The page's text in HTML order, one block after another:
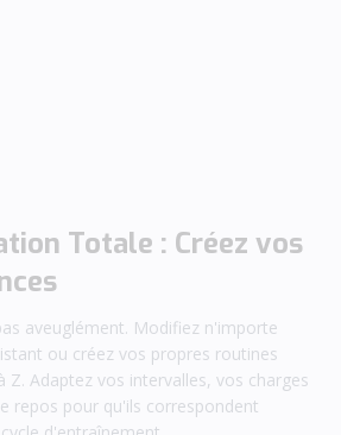
Totale : Créez vos
aveuglément. Modifiez n'importe
ou créez vos propres routines
Z. Adaptez vos intervalles, vos charges
repos pour qu'ils correspondent